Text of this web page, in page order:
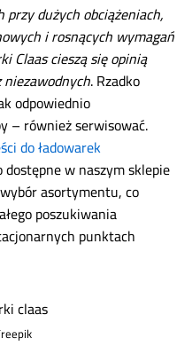
dużych obciążeniach,
i rosnących wymagań
Claas cieszą się opinią
. Rzadko
odpowiednio
– również serwisować.
do ładowarek
dostępne w naszym sklepie
asortymentu, co
poszukiwania
punktach